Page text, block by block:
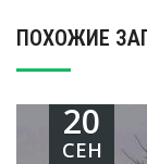
ПОХОЖИЕ
20
СЕН